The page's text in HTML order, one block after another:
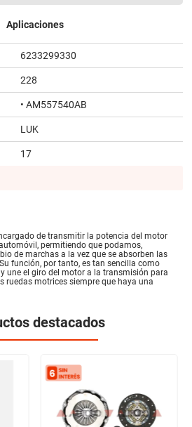
Aplicaciones
6233299330
228
• AM557540AB
LUK
17
de transmitir la potencia del motor
permitiendo que podamos,
de marchas a la vez que se absorben las
función, por tanto, es tan sencilla como
une el giro del motor a la transmisión para
ruedas motrices siempre que haya una
destacados